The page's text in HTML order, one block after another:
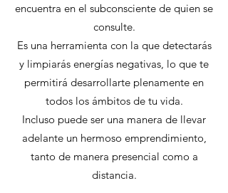
encuentra en el subconsciente de quien se
consulte.
Es una herramienta con la que detectarás
y limpiarás energías negativas, lo que te
permitirá desarrollarte plenamente en
todos los ámbitos de tu vida.
Incluso puede ser una manera de llevar
adelante un hermoso emprendimiento,
tanto de manera presencial como a
distancia.